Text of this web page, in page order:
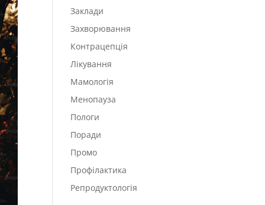
Заклади
Захворювання
Контрацепція
Лікування
Мамологія
Менопауза
Пологи
Поради
Промо
Профілактика
Репродуктологія